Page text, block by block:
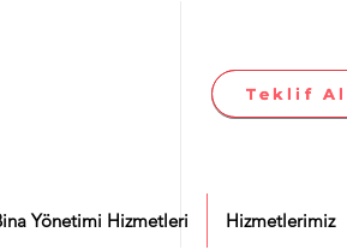
Teklif Al
Teklif Al
Yönetimi Hizmetleri Hizmetlerimiz